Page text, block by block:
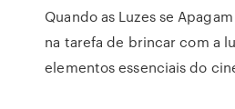
Quando as Luzes se
na tarefa de brincar com a
elementos essenciais do